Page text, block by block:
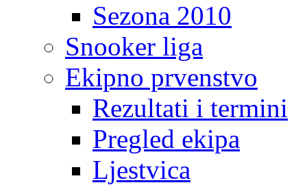
Sezona 2010
Snooker liga
Ekipno prvenstvo
Rezultati i termini
Pregled ekipa
Ljestvica